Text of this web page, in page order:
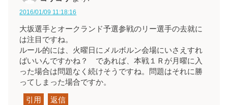
2016/01/09 11:18:16
大坂選手とオークランド予選参戦のリー選手の去就に
は注目ですね。
ルール的には、火曜日にメルボルン会場にいさえすれ
ばいいんですかね？ であれば、本戦１Ｒが月曜に入
った場合は問題なく続けそうですね。問題はそれに勝
ってしまった場合ですか。
引用 返信